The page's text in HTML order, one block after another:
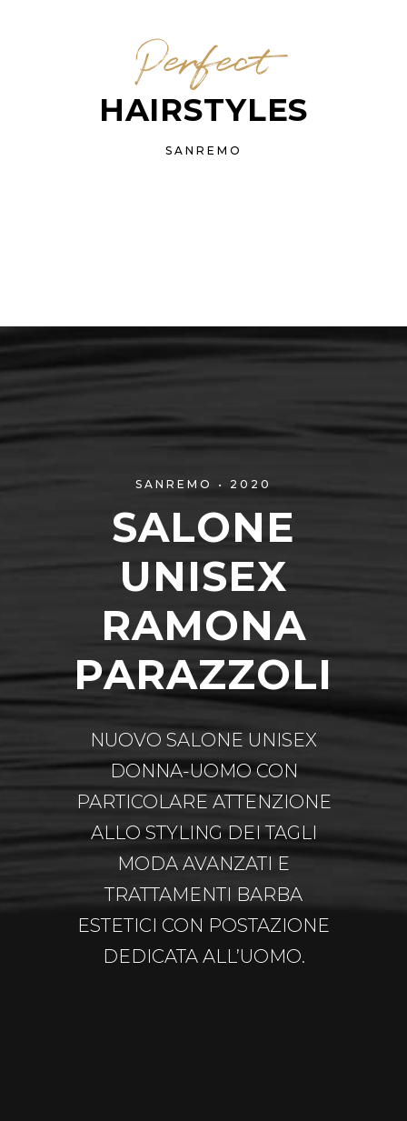
Perfect
HAIRSTYLES
SANREMO
SANREMO • 2020
SALONE
UNISEX
RAMONA
PARAZZOLI
NUOVO SALONE UNISEX
DONNA-UOMO CON
PARTICOLARE ATTENZIONE
ALLO STYLING DEI TAGLI
MODA AVANZATI E
TRATTAMENTI BARBA
ESTETICI CON POSTAZIONE
DEDICATA ALL’UOMO.